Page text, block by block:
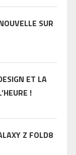
SUR
ET LA
!
Z FOLD8